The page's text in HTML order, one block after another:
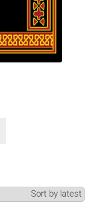
سبد خرید
قوانین و مقررات